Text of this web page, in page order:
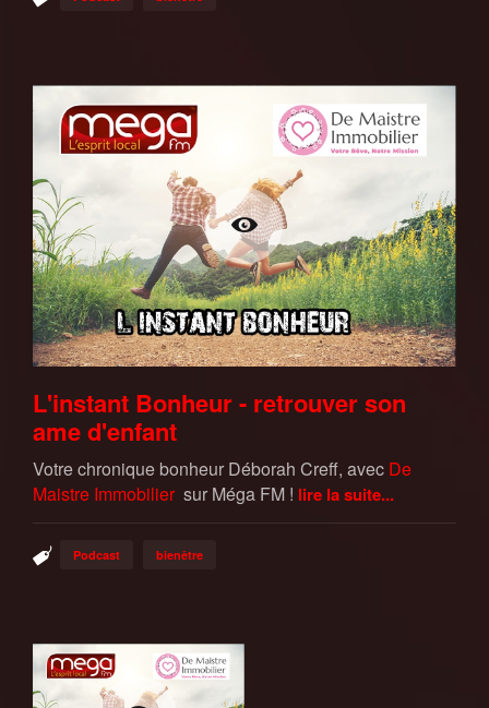
L'instant Bonheur - retrouver son
ame d'enfant
Votre chronique bonheur Déborah Creff, avec De
Maistre Immobilier sur Méga FM ! lire la suite...
Podcast bienêtre